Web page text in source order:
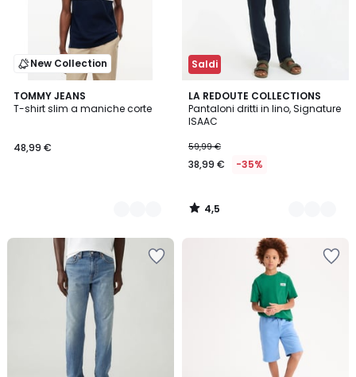
applicato.
New Collection
TOMMY JEANS
T-shirt slim a maniche corte
48,99 €
2
Colori
Saldi
LA REDOUTE COLLECTIONS
Pantaloni dritti in lino, Signature
ISAAC
59,99 €
38,99 € -35%
4,5
/ 5
5
Colori
4,5
/